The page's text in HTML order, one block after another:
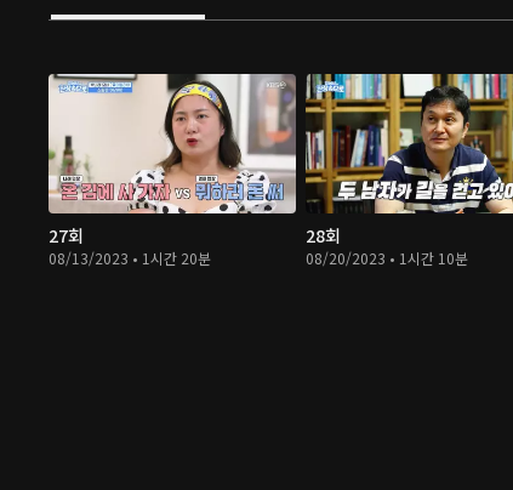
27회
08/13/2023 • 1시간 20분
28회
08/20/2023 • 1시간 10분